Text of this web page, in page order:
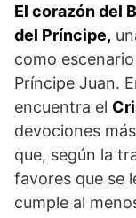
El corazón del
del Príncipe,
como
Príncipe Juan.
encuentra el
devociones
que, según la
favores que se
cumple al